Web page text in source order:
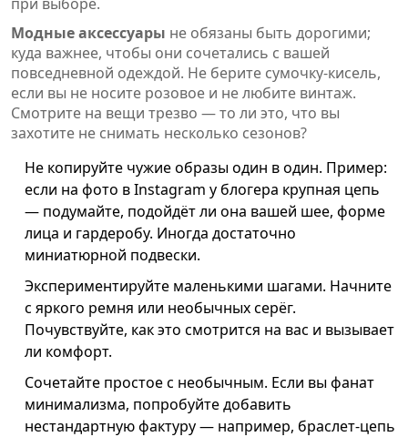
Модные аксессуары не обязаны быть дорогими;
куда важнее, чтобы они сочетались с вашей
повседневной одеждой. Не берите сумочку-кисель,
если вы не носите розовое и не любите винтаж.
Смотрите на вещи трезво — то ли это, что вы
захотите не снимать несколько сезонов?
Не копируйте чужие образы один в один. Пример:
если на фото в Instagram у блогера крупная цепь
— подумайте, подойдёт ли она вашей шее, форме
лица и гардеробу. Иногда достаточно
миниатюрной подвески.
Экспериментируйте маленькими шагами. Начните
с яркого ремня или необычных серёг.
Почувствуйте, как это смотрится на вас и вызывает
ли комфорт.
Сочетайте простое с необычным. Если вы фанат
минимализма, попробуйте добавить
нестандартную фактуру — например, браслет-цепь